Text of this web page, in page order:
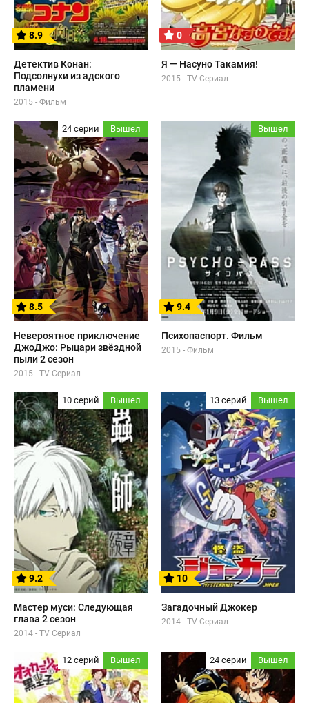
8.9
Детектив Конан:
Подсолнухи из адского
пламени
2015 - Фильм
0
Я — Насуно Такамия!
2015 - TV Сериал
24 серии Вышел
8.5
Невероятное приключение
ДжоДжо: Рыцари звёздной
пыли 2 сезон
2015 - TV Сериал
Вышел
9.4
Психопаспорт. Фильм
2015 - Фильм
10 серий Вышел
9.2
Мастер муси: Следующая
глава 2 сезон
2014 - TV Сериал
13 серий Вышел
10
Загадочный Джокер
2014 - TV Сериал
12 серий Вышел 24 серии Вышел